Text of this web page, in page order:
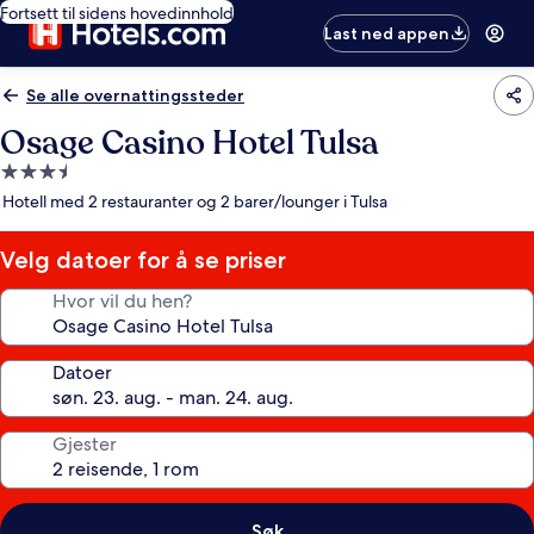
Fortsett til sidens hovedinnhold
Last ned appen
Se alle overnattingssteder
Osage Casino Hotel Tulsa
Overnattingssted
med
stjerner
Hotell med 2 restauranter og 2 barer/lounger i Tulsa
Velg datoer for å se priser
Hvor vil du hen?
Datoer
Gjester